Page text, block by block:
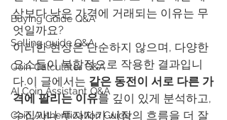
Buying Guide Q&A
Selling guide Q&A
Coin Calculator Q&A
AI Coin Assistant Q&A
Coin Authentication Guide
상보다 낮은 가격에 거래되는 이유는 무
엇일까요?
이러한 현상은 단순하지 않으며, 다양한
요소들이 복합적으로 작용한 결과입니
다.이 글에서는 같은 동전이 서로 다른 가
격에 팔리는 이유를 깊이 있게 분석하고,
수집가나 투자자가 시장의 흐름을 더 잘